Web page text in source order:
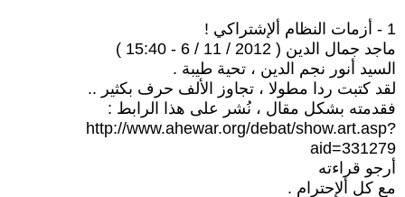
1 - أزمات النظام ألإشتراكي !
ماجد جمال الدين ( 2012 / 11 / 6 - 15:40 )
السيد أنور نجم الدين ، تحية طيبة .
لقد كتبت ردا مطولا ، تجاوز الألف حرف بكثير ..
فقدمته بشكل مقال ، نُشر على هذا الرابط :
http://www.ahewar.org/debat/show.art.asp?
aid=331279
أرجو قراءته
مع كل ألإحترام .